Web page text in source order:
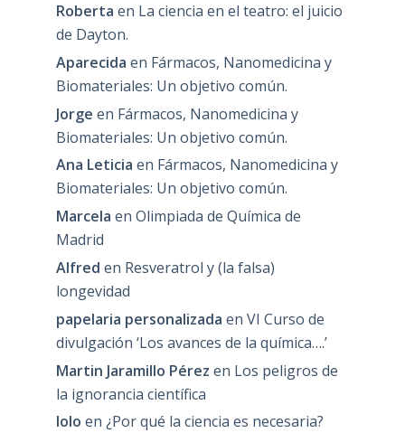
Roberta en La ciencia en el teatro: el juicio
de Dayton.
Aparecida en Fármacos, Nanomedicina y
Biomateriales: Un objetivo común.
Jorge en Fármacos, Nanomedicina y
Biomateriales: Un objetivo común.
Ana Leticia en Fármacos, Nanomedicina y
Biomateriales: Un objetivo común.
Marcela en Olimpiada de Química de
Madrid
Alfred en Resveratrol y (la falsa)
longevidad
papelaria personalizada en VI Curso de
divulgación ‘Los avances de la química….’
Martin Jaramillo Pérez en Los peligros de
la ignorancia científica
lolo en ¿Por qué la ciencia es necesaria?